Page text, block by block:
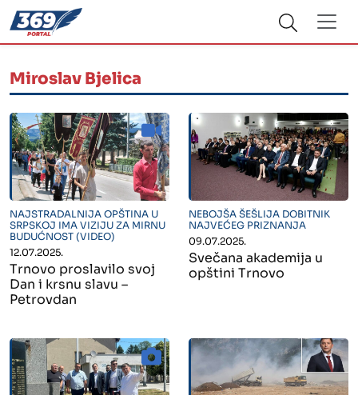
Miroslav Bjelica
" alt="">
NAJSTRADALNIJA OPŠTINA U
SRPSKOJ IMA VIZIJU ZA MIRNU
BUDUĆNOST (VIDEO)
12.07.2025.
Trnovo proslavilo svoj
Dan i krsnu slavu –
Petrovdan
" alt="">
NEBOJŠA ŠEŠLIJA DOBITNIK
NAJVEĆEG PRIZNANJA
09.07.2025.
Svečana akademija u
opštini Trnovo